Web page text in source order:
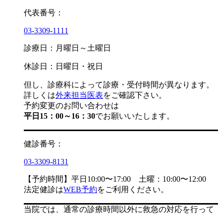
代表番号：
03-3309-1111
診療日：月曜日～土曜日
休診日：日曜日・祝日
但し、診療科によって診療・受付時間が異なります。
詳しくは外来担当医表をご確認下さい。
予約変更のお問い合わせは
平日15：00～16：30でお願いいたします。
健診番号：
03-3309-8131
【予約時間】平日10:00〜17:00 土曜：10:00〜12:00
法定健診はWEB予約をご利用ください。
当院では、通常の診療時間以外に救急の対応を行って